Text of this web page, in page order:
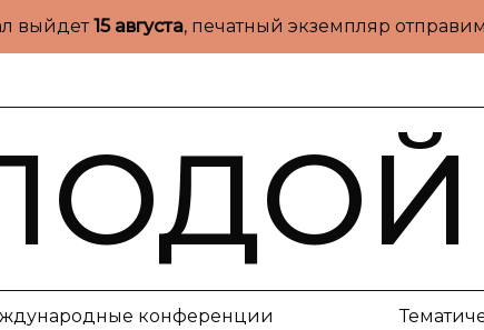
выйдет15 августа, печатный экземпляр отправим
конференции